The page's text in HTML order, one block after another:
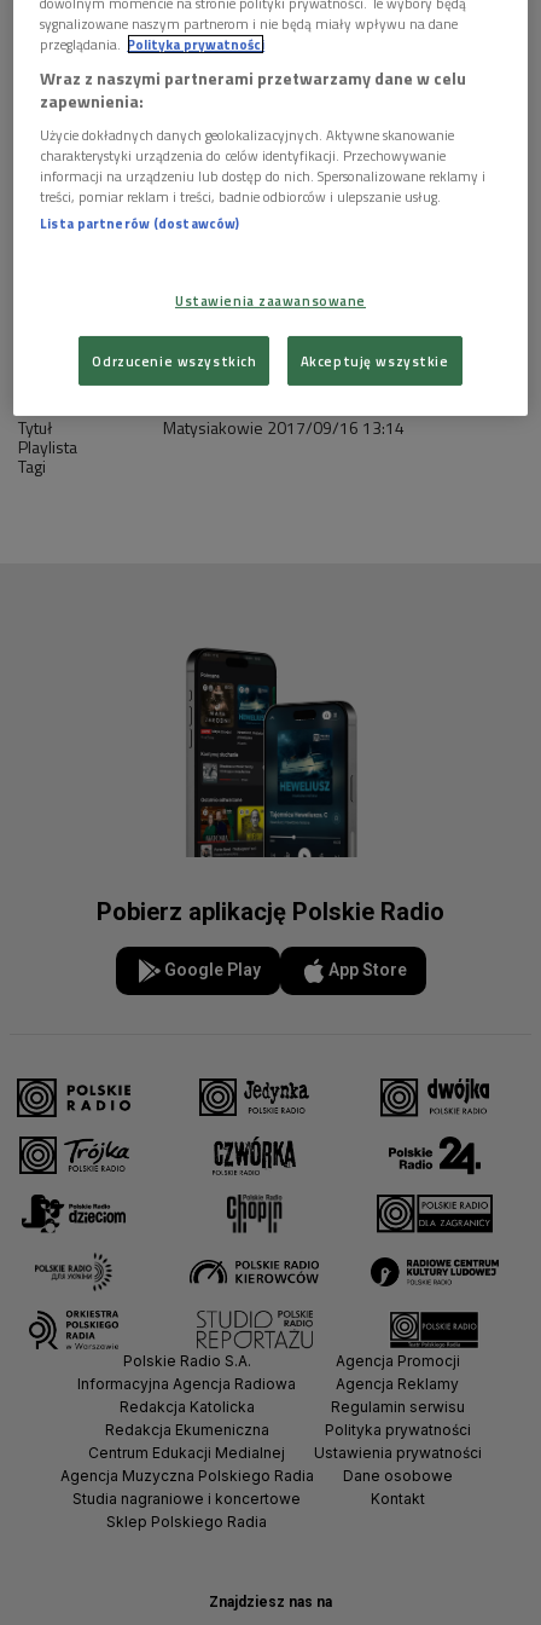
AUDIO
 27'27
Matysiakowie 16 września godz. 13:18
Tytuł Matysiakowie 2017/09/16 13:14
Playlista
Tagi
Pobierz aplikację Polskie Radio
Google Play App Store
Znajdziesz nas na
Polskie Radio S.A.
Informacyjna Agencja Radiowa
Redakcja Katolicka
Redakcja Ekumeniczna
Centrum Edukacji Medialnej
Agencja Muzyczna Polskiego Radia
Studia nagraniowe i koncertowe
Sklep Polskiego Radia
Agencja Promocji
Agencja Reklamy
Regulamin serwisu
Polityka prywatności
Ustawienia prywatności
Dane osobowe
Kontakt
sygnalizowane naszym partnerom i nie będą miały wpływu na dane
przeglądania.
Polityka prywatności
Wraz z naszymi partnerami przetwarzamy dane w celu
zapewnienia:
Użycie dokładnych danych geolokalizacyjnych. Aktywne skanowanie
charakterystyki urządzenia do celów identyfikacji. Przechowywanie
informacji na urządzeniu lub dostęp do nich. Spersonalizowane reklamy i
treści, pomiar reklam i treści, badnie odbiorców i ulepszanie usług.
Lista partnerów (dostawców)
Ustawienia zaawansowane
Odrzucenie wszystkich Akceptuję wszystkie